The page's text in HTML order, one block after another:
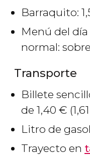
Barraquito:
Menú del
normal: sobre
Transporte
Billete
de 1,40 € (1,61
Litro de
Trayecto en